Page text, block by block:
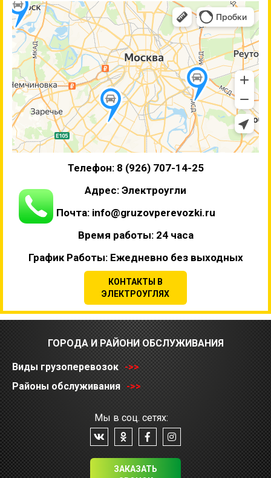
Телефон: 8 (926) 707-14-25
Адрес: Электроугли
Почта: info@gruzovperevozki.ru
Время работы: 24 часа
График Работы: Ежедневно без выходных
КОНТАКТЫ В
ЭЛЕКТРОУГЛЯХ
ГОРОДА И РАЙОНИ ОБСЛУЖИВАНИЯ
Виды грузоперевозок ->>
Районы обслуживания ->>
Мы в соц. сетях:
ЗАКАЗАТЬ